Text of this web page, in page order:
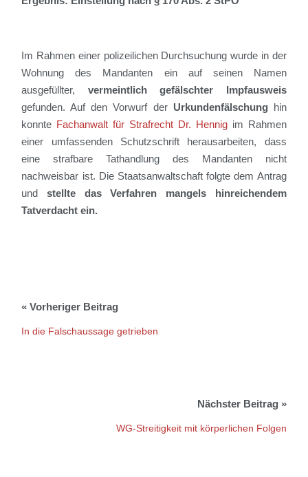
Im Rahmen einer polizeilichen Durchsuchung wurde in der
Wohnung des Mandanten ein auf seinen Namen
ausgefüllter, vermeintlich gefälschter Impfausweis
gefunden. Auf den Vorwurf der Urkundenfälschunghin
konnte Fachanwalt für Strafrecht Dr. Hennig im Rahmen
einer umfassenden Schutzschrift herausarbeiten, dass
eine strafbare Tathandlung des Mandanten nicht
nachweisbar ist. Die Staatsanwaltschaft folgte dem Antrag
undstellte das Verfahren mangels hinreichendem
Tatverdacht ein.
In die Falschaussage getrieben
WG-Streitigkeit mit körperlichen Folgen